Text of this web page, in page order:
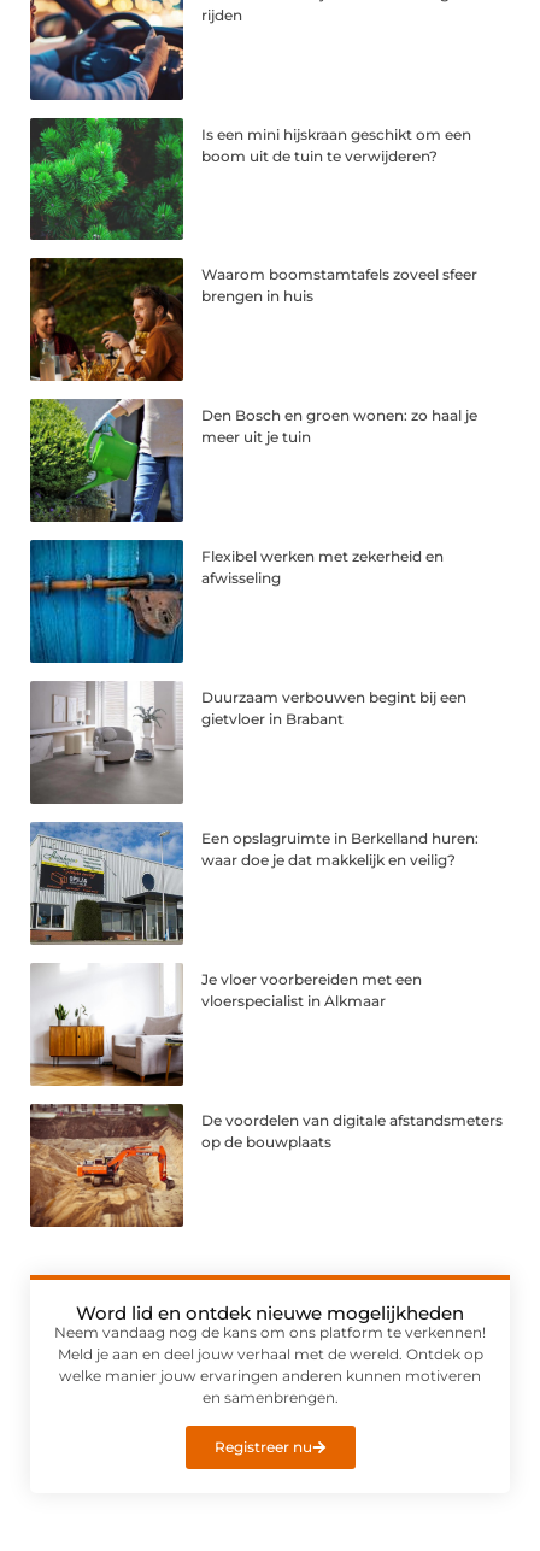
rijden
Is een mini hijskraan geschikt om een
boom uit de tuin te verwijderen?
Waarom boomstamtafels zoveel sfeer
brengen in huis
Den Bosch en groen wonen: zo haal je
meer uit je tuin
Flexibel werken met zekerheid en
afwisseling
Duurzaam verbouwen begint bij een
gietvloer in Brabant
Een opslagruimte in Berkelland huren:
waar doe je dat makkelijk en veilig?
Je vloer voorbereiden met een
vloerspecialist in Alkmaar
De voordelen van digitale afstandsmeters
op de bouwplaats
Word lid en ontdek nieuwe mogelijkheden
Neem vandaag nog de kans om ons platform te verkennen!
Meld je aan en deel jouw verhaal met de wereld. Ontdek op
welke manier jouw ervaringen anderen kunnen motiveren
en samenbrengen.
Registreer nu